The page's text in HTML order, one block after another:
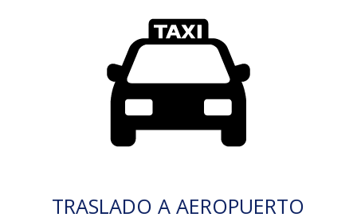
TRASLADO A AEROPUERTO